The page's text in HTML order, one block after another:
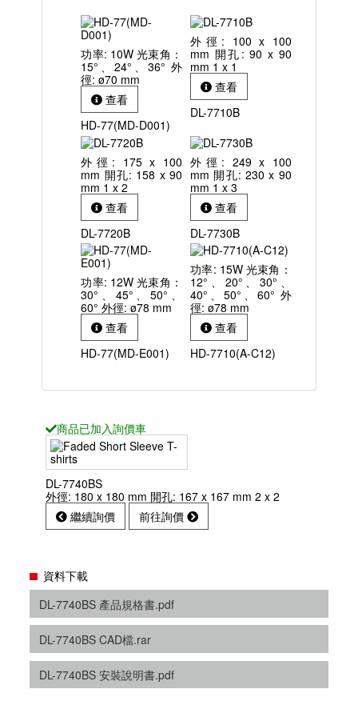
功率: 10W 光束角：
15°、24°、36° 外
徑: ø70 mm
查看
HD-77(MD-D001)
外徑: 100 x 100
mm 開孔: 90 x 90
mm 1 x 1
查看
DL-7710B
外徑: 175 x 100
mm 開孔: 158 x 90
mm 1 x 2
查看
DL-7720B
外徑: 249 x 100
mm 開孔: 230 x 90
mm 1 x 3
查看
DL-7730B
功率: 12W 光束角：
30°、45°、50°、
60° 外徑: ø78 mm
查看
HD-77(MD-E001)
功率: 15W 光束角：
12°、20°、30°、
40°、50°、60° 外
徑: ø78 mm
查看
HD-7710(A-C12)
商品已加入詢價車
DL-7740BS
外徑: 180 x 180 mm 開孔: 167 x 167 mm 2 x 2
繼續詢價
前往詢價
資料下載
DL-7740BS 產品規格書.pdf
DL-7740BS CAD檔.rar
DL-7740BS 安裝說明書.pdf